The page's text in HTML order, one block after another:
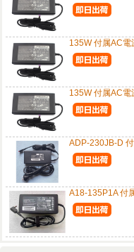
135W 付属AC電
135W 付属AC電
ADP-230JB-D
A18-135P1A 付